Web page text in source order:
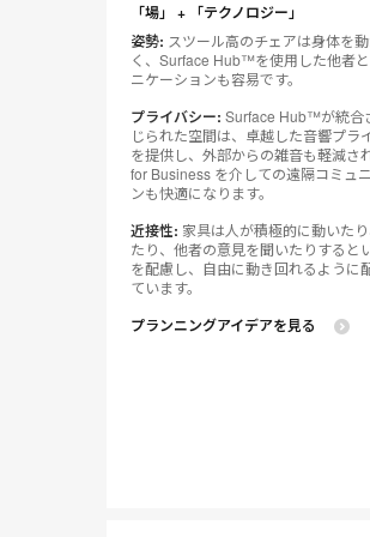
「場」 + 「テクノロジー」
姿勢: スツール高のチェアは身体を
く、Surface Hub™を使用した他者
ニケーションも容易です。
プライバシー: Surface Hub™が統合
じられた空間は、卓越した音響プラ
を提供し、外部からの雑音も軽減さ
for Business を介しての遠隔コミュ
ンも快適になります。
近接性: 家具は人が積極的に動いた
たり、他者の意見を聞いたりすると
を配慮し、自由に動き回れるように
ています。
プランニングアイデアを見る